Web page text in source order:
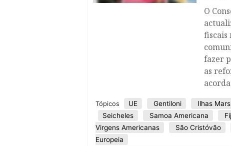
O
fiscais
fazer
as
Tópicos UE Gentiloni Ilhas
Seicheles
Samoa Americana
Virgens Americanas
São Cristóvão
Europeia